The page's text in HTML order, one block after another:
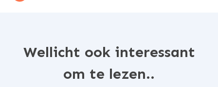
Wellicht ook interessant
om te lezen..